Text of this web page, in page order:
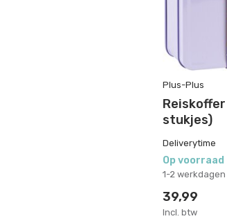
Plus-Plus
stukjes)
Deliverytime
Op voorraad
1-2 werkdagen
39,99
Incl. btw